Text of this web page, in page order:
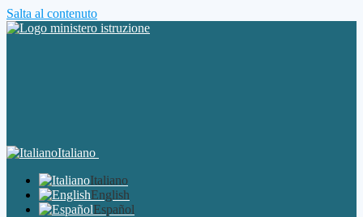
Salta al contenuto
Italiano
Italiano
English
Español